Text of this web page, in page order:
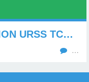
INTERVENTION URSS TCHÉCOSLOVAQUIE, (21.08.08 PAPIER)
…